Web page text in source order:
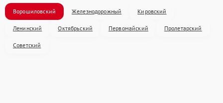
Ворошиловский Железнодорожный Кировский
Ленинский Октябрьский Первомайский Пролетарский
Советский